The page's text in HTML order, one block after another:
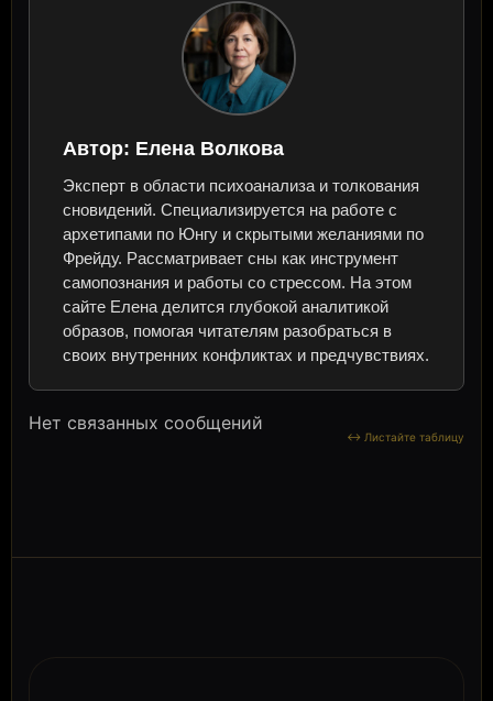
Автор: Елена Волкова
Эксперт в области психоанализа и толкования
сновидений. Специализируется на работе с
архетипами по Юнгу и скрытыми желаниями по
Фрейду. Рассматривает сны как инструмент
самопознания и работы со стрессом. На этом
сайте Елена делится глубокой аналитикой
образов, помогая читателям разобраться в
своих внутренних конфликтах и предчувствиях.
Нет связанных сообщений